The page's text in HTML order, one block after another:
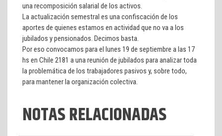
una recomposición salarial de los activos.
La actualización semestral es una confiscación de los
aportes de quienes estamos en actividad que no va a los
jubilados y pensionados. Decimos basta.
Por eso convocamos para el lunes 19 de septiembre a las 17
hs en Chile 2181 a una reunión de jubilados para analizar toda
la problemática de los trabajadores pasivos y, sobre todo,
para mantener la organización colectiva.
NOTAS RELACIONADAS